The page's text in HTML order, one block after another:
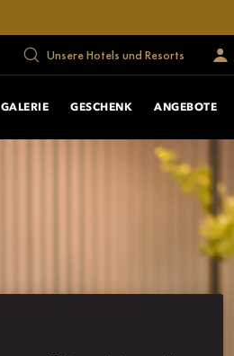
Unsere Hotels und Resorts
GALERIE GESCHENK ANGEBOTE